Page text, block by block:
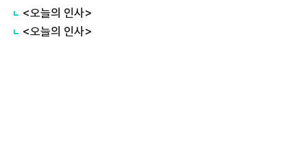
<오늘의 인사>
<오늘의 인사>